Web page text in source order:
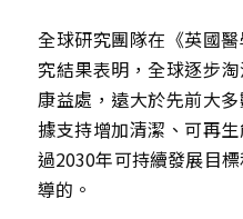
全球研究團隊在《英國
究結果表明，全球逐步
康益處，遠大於先前大
據支持增加清潔、可再
過2030年可持續發展目
導的。